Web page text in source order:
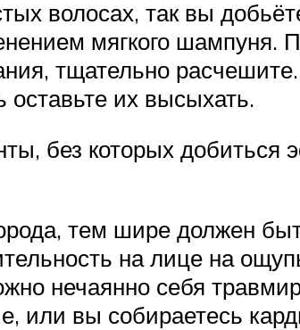
волосах, так вы
мягкого шампуня.
тщательно
их высыхать.
без которых добиться
тем шире должен
на лице на
нечаянно себя
вы собираетесь